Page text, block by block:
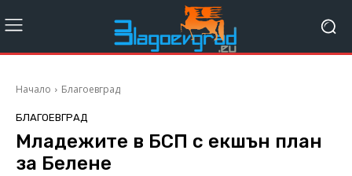
Начало Благоевград
БЛАГОЕВГРАД
Младежите в БСП с екшън план
за Белене